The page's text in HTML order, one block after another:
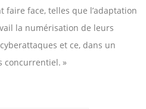
faire face, telles que l’adaptation
la numérisation de leurs
et ce, dans un
concurrentiel. »